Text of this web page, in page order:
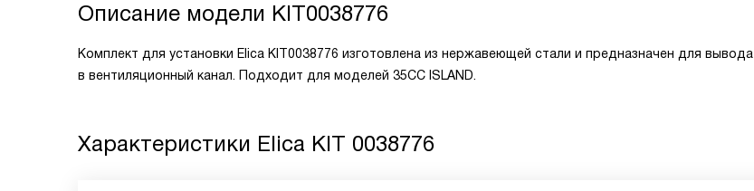
Описание модели KIT0038776
Комплект для установки Elica KIT0038776 изготовлена из нержавеющей стали и предназначен для вывода
в вентиляционный канал. Подходит для моделей 35СС ISLAND.
Характеристики Elica KIT 0038776